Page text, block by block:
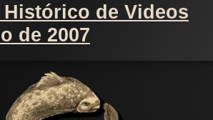
de Videos
de 2007